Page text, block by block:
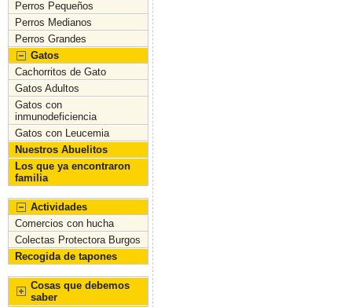
Perros Pequeños
Perros Medianos
Perros Grandes
Gatos
Cachorritos de Gato
Gatos Adultos
Gatos con
inmunodeficiencia
Gatos con Leucemia
Nuestros Abuelitos
Los que ya encontraron
familia
Actividades
Comercios con hucha
Colectas Protectora Burgos
Recogida de tapones
Cosas que debemos
saber